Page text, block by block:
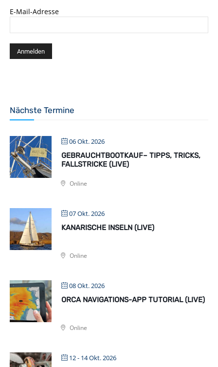
E-Mail-Adresse
Nächste Termine
06 Okt. 2026
GEBRAUCHTBOOTKAUF– TIPPS, TRICKS,
FALLSTRICKE (LIVE)
Online
07 Okt. 2026
KANARISCHE INSELN (LIVE)
Online
08 Okt. 2026
ORCA NAVIGATIONS-APP TUTORIAL (LIVE)
Online
12 - 14 Okt. 2026